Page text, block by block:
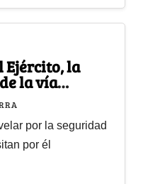
Ejército, la
la vía
por la seguridad
por él